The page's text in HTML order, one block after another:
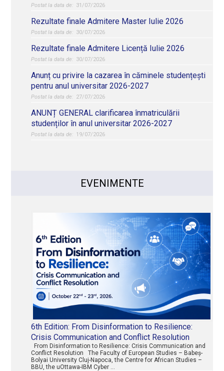
31/07/2026
Rezultate finale Admitere Master Iulie 2026
30/07/2026
Rezultate finale Admitere Licență Iulie 2026
30/07/2026
Anunț cu privire la cazarea în căminele studențești
pentru anul universitar 2026-2027
27/07/2026
ANUNȚ GENERAL clarificarea înmatriculării
studenților în anul universitar 2026-2027
19/07/2026
EVENIMENTE
6th Edition: From Disinformation to Resilience:
Crisis Communication and Conflict Resolution
From Disinformation to Resilience: Crisis Communication and
Conflict Resolution The Faculty of European Studies – Babeș-
Bolyai University Cluj-Napoca, the Centre for African Studies –
BBU, the uOttawa-IBM Cyber …